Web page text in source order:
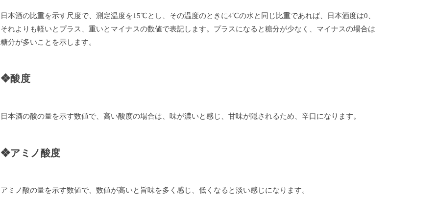
日本酒の比重を示す尺度で、測定温度を15℃とし、その温度のときに4℃の水と同じ比重であれば、日本酒度は0、
それよりも軽いとプラス、重いとマイナスの数値で表記します。プラスになると糖分が少なく、マイナスの場合は
糖分が多いことを示します。
❖酸度
日本酒の酸の量を示す数値で、高い酸度の場合は、味が濃いと感じ、甘味が隠されるため、辛口になります。
❖アミノ酸度
アミノ酸の量を示す数値で、数値が高いと旨味を多く感じ、低くなると淡い感じになります。